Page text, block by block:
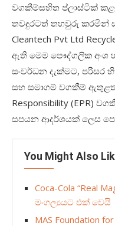
වගකීම්සහිත ප්ලාස්ටික්
තවදුරටත් තහවුරු කරමින්
Cleantech Pvt Ltd
ඇති මෙම පෞද්ගලික අංශ
සංවර්ධන දැක්මට, පරිසර
සහ සමාගම් වගකීම්
Responsibility (EPR)
සපයන ආදර්ශයක් ලෙස
You Might Also
Coca-Cola “Real
මංගල්‍යයට එක් වෙයි
MAS Foundation